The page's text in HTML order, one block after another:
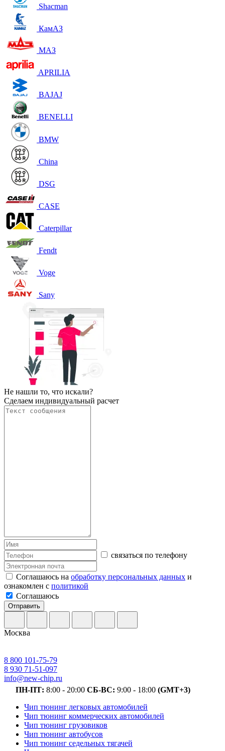
Shacman
КамАЗ
МАЗ
APRILIA
BAJAJ
BENELLI
BMW
China
DSG
CASE
Caterpillar
Fendt
Voge
Sany
Не нашли то, что искали?
Сделаем индивидуальный расчет
связаться по телефону
Соглашаюсь на обработку персональных данных и
ознакомлен с политикой
Соглашаюсь
Отправить
Москва
8 800 101-75-79
8 930 71-51-097
info@new-chip.ru
ПН-ПТ: 8:00 - 20:00 СБ-ВС: 9:00 - 18:00 (GMT+3)
Чип тюнинг легковых автомобилей
Чип тюнинг коммерческих автомобилей
Чип тюнинг грузовиков
Чип тюнинг автобусов
Чип тюнинг седельных тягачей